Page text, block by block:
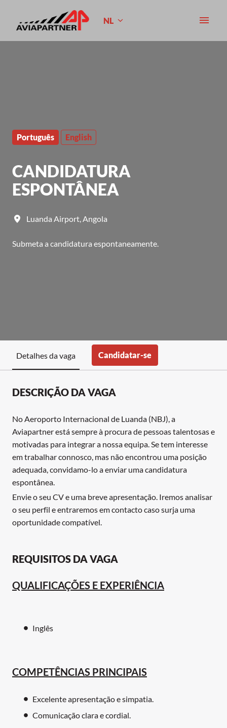
contentHomepagina NL
Português English
CANDIDATURA
ESPONTÂNEA
Luanda Airport,Angola
Submeta a candidatura espontaneamente.
Detalhes da vaga Candidatar-se
DESCRIÇÃO DA VAGA
No Aeroporto Internacional de Luanda (NBJ), a
Aviapartner está sempre à procura de pessoas talentosas e
motivadas para integrar a nossa equipa. Se tem interesse
em trabalhar connosco, mas não encontrou uma posição
adequada, convidamo-lo a enviar uma candidatura
espontânea.
Envie o seu CV e uma breve apresentação. Iremos analisar
o seu perfil e entraremos em contacto caso surja uma
oportunidade compatível.
REQUISITOS DA VAGA
QUALIFICAÇÕES E EXPERIÊNCIA
Inglês
COMPETÊNCIAS PRINCIPAIS
Excelente apresentação e simpatia.
Comunicação clara e cordial.